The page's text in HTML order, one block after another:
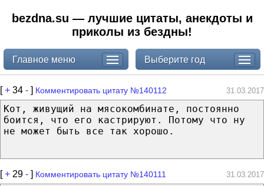
bezdna.su — лучшие цитаты, анекдоты и
приколы из бездны!
Главное меню Выберите год
[+ 34 - ] Комментировать цитату №140112 31.03.2017
Кот, живущий на мясокомбинате, постоянно
боится, что его кастрируют. Потому что ну
не может быть все так хорошо.
[+ 29 - ] Комментировать цитату №140111 31.03.2017